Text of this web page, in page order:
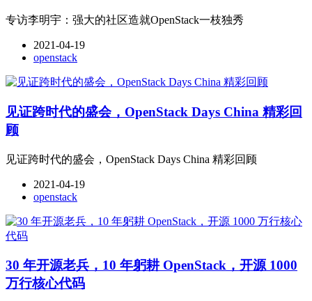
专访李明宇：强大的社区造就OpenStack一枝独秀
2021-04-19
openstack
见证跨时代的盛会，OpenStack Days China 精彩回
顾
见证跨时代的盛会，OpenStack Days China 精彩回顾
2021-04-19
openstack
30 年开源老兵，10 年躬耕 OpenStack，开源 1000
万行核心代码